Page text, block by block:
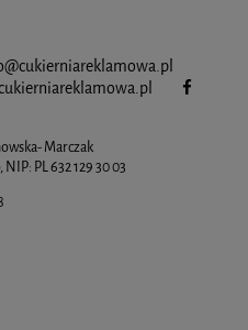
reklamowa.pl
Marczak
PL 632 129 30 03